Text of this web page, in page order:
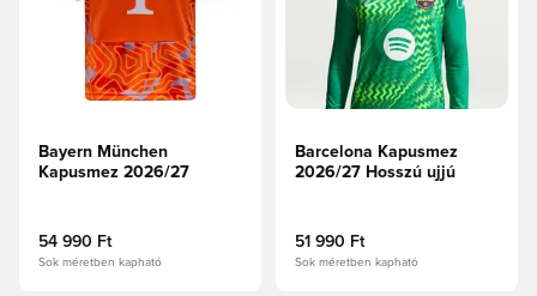
Bayern München
Kapusmez 2026/27
54 990 Ft
Sok méretben kapható
Barcelona Kapusmez
2026/27 Hosszú ujjú
51 990 Ft
Sok méretben kapható